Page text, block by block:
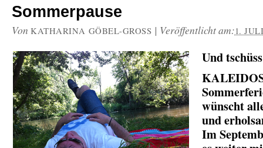
Sommerpause
Von KATHARINA GÖBEL-GROSS | Veröffentlicht am:1.
Und
wünscht
und
Im